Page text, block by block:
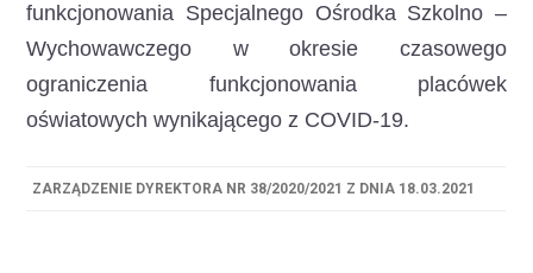
funkcjonowania Specjalnego Ośrodka Szkolno –
Wychowawczego w okresie czasowego
ograniczenia funkcjonowania placówek
oświatowych wynikającego z COVID-19.
ZARZĄDZENIE DYREKTORA NR 38/2020/2021 Z DNIA 18.03.2021